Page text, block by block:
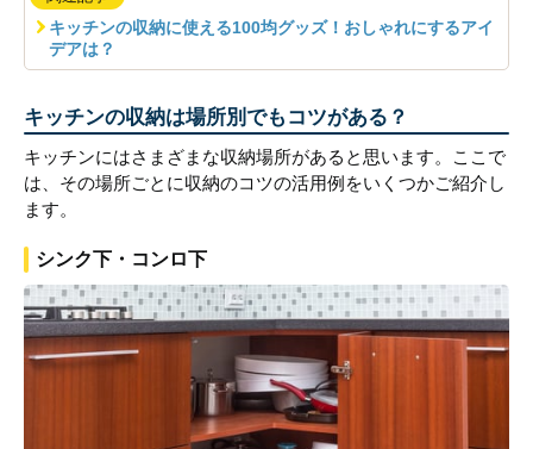
キッチンの収納に使える100均グッズ！おしゃれにするアイ
デアは？
キッチンの収納は場所別でもコツがある？
キッチンにはさまざまな収納場所があると思います。ここで
は、その場所ごとに収納のコツの活用例をいくつかご紹介し
ます。
シンク下・コンロ下